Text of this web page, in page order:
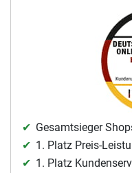
Gesamtsieger
1. Platz Preis-
1. Platz